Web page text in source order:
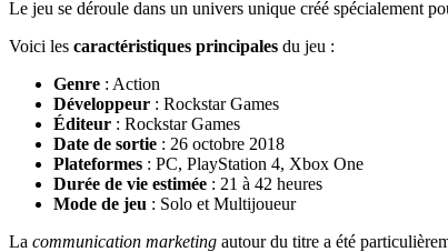
Le jeu se déroule dans un univers unique créé spécialement
Voici les caractéristiques principales du jeu :
Genre : Action
Développeur : Rockstar Games
Éditeur : Rockstar Games
Date de sortie : 26 octobre 2018
Plateformes : PC, PlayStation 4, Xbox One
Durée de vie estimée : 21 à 42 heures
Mode de jeu : Solo et Multijoueur
La communication marketing autour du titre a été